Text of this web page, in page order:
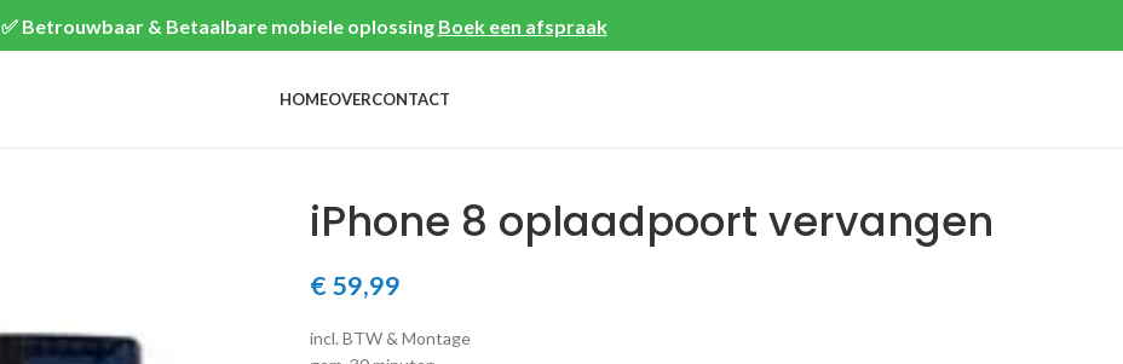
✅ Betrouwbaar & Betaalbare mobiele oplossing Boek een afspraak
HOMEOVERCONTACT
iPhone 8 oplaadpoort vervangen
€ 59,99
incl. BTW & Montage